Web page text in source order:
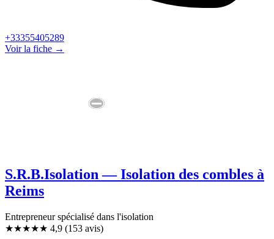
+33355405289
Voir la fiche →
S.R.B.Isolation — Isolation des combles à
Reims
Entrepreneur spécialisé dans l'isolation
★★★★★ 4,9 (153 avis)